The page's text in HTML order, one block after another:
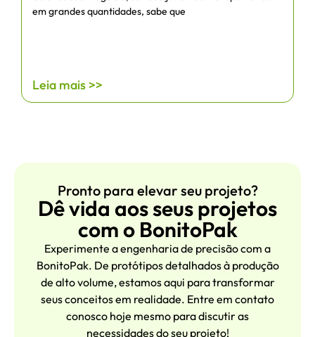
em grandes quantidades, sabe que
Leia mais >>
Pronto para elevar seu projeto?
Dê vida aos seus projetos
com o BonitoPak
Experimente a engenharia de precisão com a
BonitoPak. De protótipos detalhados à produção
de alto volume, estamos aqui para transformar
seus conceitos em realidade. Entre em contato
conosco hoje mesmo para discutir as
necessidades do seu projeto!